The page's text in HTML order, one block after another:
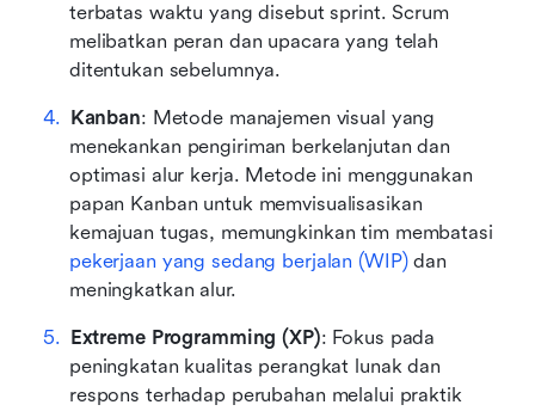
terbatas waktu yang disebut sprint. Scrum
melibatkan peran dan upacara yang telah
ditentukan sebelumnya.
Kanban: Metode manajemen visual yang
menekankan pengiriman berkelanjutan dan
optimasi alur kerja. Metode ini menggunakan
papan Kanban untuk memvisualisasikan
pekerjaan yang sedang berjalan (WIP) dan
meningkatkan alur.
Extreme Programming (XP): Fokus pada
peningkatan kualitas perangkat lunak dan
respons terhadap perubahan melalui praktik